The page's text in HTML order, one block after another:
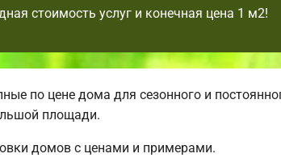
стоимость услуг и конечная цена 1 м2!
по цене дома для сезонного и
площади.
домов с ценами и примерами.